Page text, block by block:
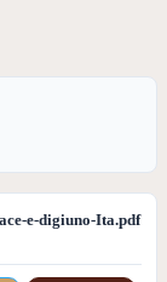
e-digiuno-Ita.pdf